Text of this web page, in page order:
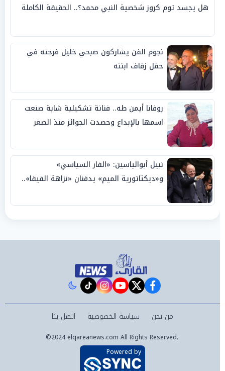
هل يجسد توم كروز شخصية النبي محمد؟.. الحقيقة الكاملة
نجوم الفن يشاركون صبحي خليل فرحته في
حفل زفاف ابنته
روفانا أيمن طه.. فنانة تشكيلية شابة صنعت
اسمها بالإبداع وحصدت الجوائز منذ الصغر
نبيل أبوالياسين: «الفار السياسي»
و«ديكتاتورية الميم» يدفنان «نزاهة الفيفا»..
وإقالة «إنفانتينو» باتت حتمية
facebook
twitter
youtube
instagram
tiktok
من نحن سياسة الخصوصية اتصل بنا
©2024 elqareanews.com All Rights Reserved.
Powered by